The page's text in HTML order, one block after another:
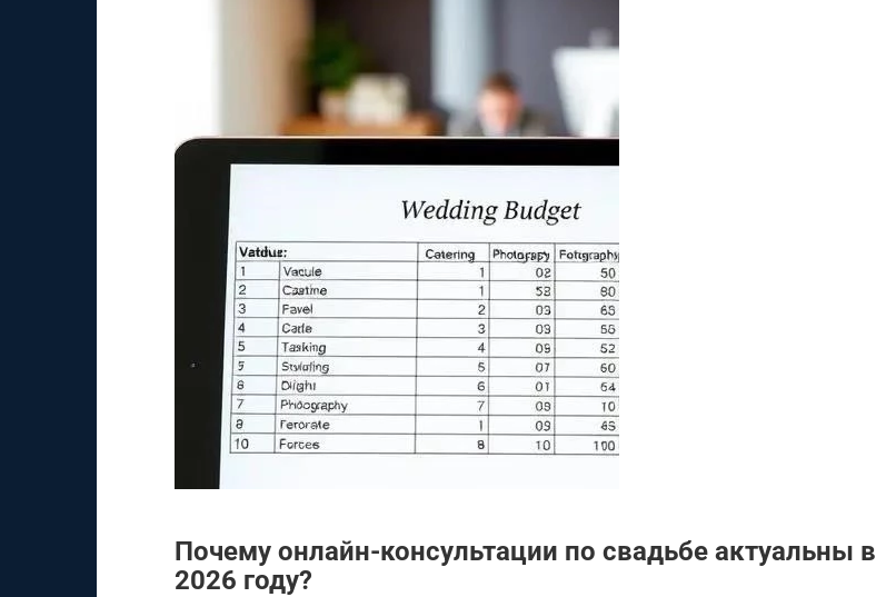
Почему онлайн-консультации по свадьбе актуальны в
2026 году?